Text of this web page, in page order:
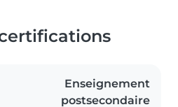
Enseignement
postsecondaire